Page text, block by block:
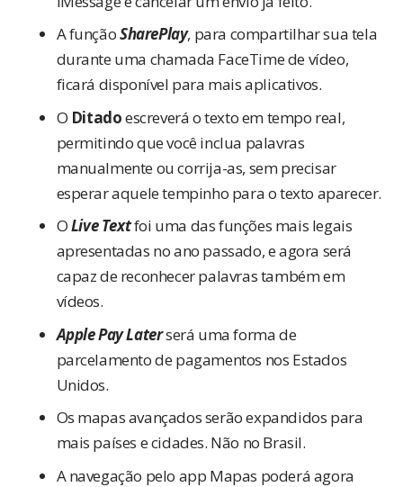
A funçãoSharePlay, para compartilhar sua tela
durante uma chamada FaceTime de vídeo,
ficará disponível para mais aplicativos.
O Ditadoescreverá o texto em tempo real,
permitindo que você inclua palavras
manualmente ou corrija-as, sem precisar
esperar aquele tempinho para o texto aparecer.
OLive Textfoi uma das funções mais legais
apresentadas no ano passado, e agora será
capaz de reconhecer palavras também em
vídeos.
Apple Pay Laterserá uma forma de
parcelamento de pagamentos nos Estados
Unidos.
Os mapas avançados serão expandidos para
mais países e cidades. Não no Brasil.
A navegação pelo app Mapas poderá agora